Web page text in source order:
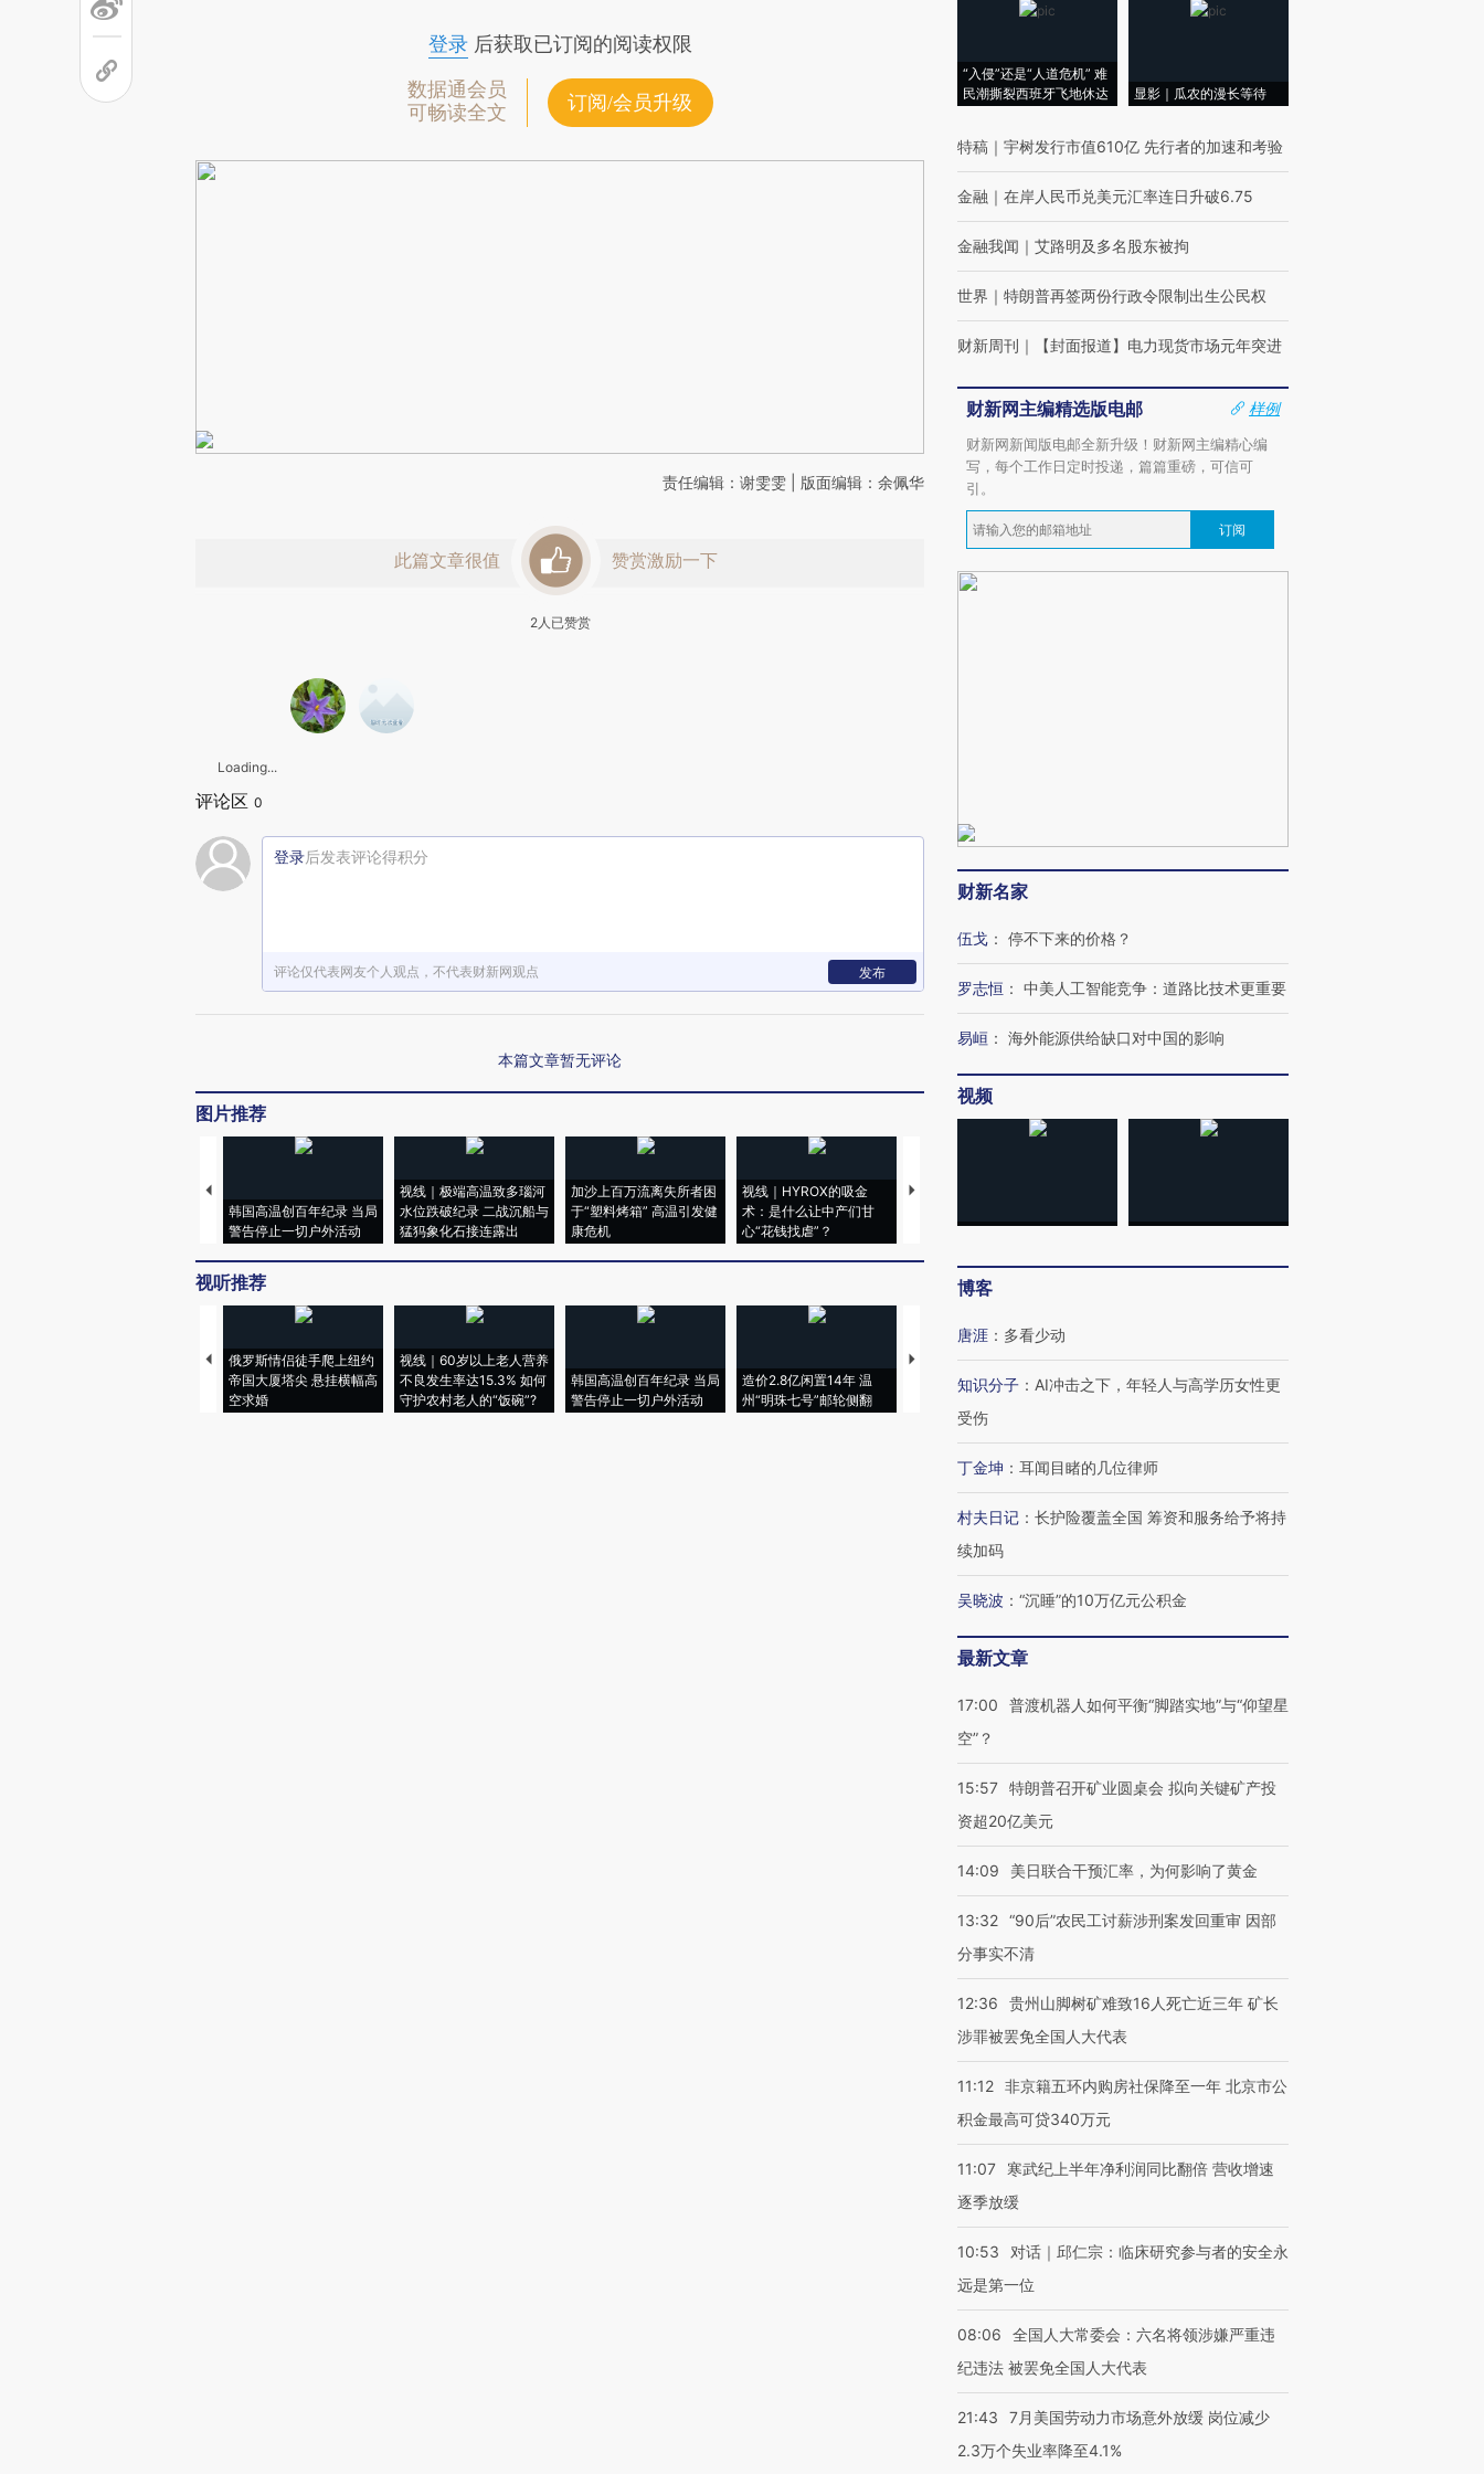
登录后获取已订阅的阅读权限
数据通会员
可畅读全文
订阅/会员升级
责任编辑：谢雯雯 | 版面编辑：余佩华
此篇文章很值 赞赏激励一下
2人已赞赏
Loading...
评论区 0
登录后发表评论得积分
评论仅代表网友个人观点，不代表财新网观点 发布
本篇文章暂无评论
图片推荐
韩国高温创百年纪录 当局
警告停止一切户外活动
视线｜极端高温致多瑙河
水位跌破纪录 二战沉船与
猛犸象化石接连露出
加沙上百万流离失所者困
于“塑料烤箱” 高温引发健
康危机
视线｜HYROX的吸金
术：是什么让中产们甘
心“花钱找虐”？
马航飞行员跨国走私7万
育部长拱下台
飞地休达
视听推荐
俄罗斯情侣徒手爬上纽约
帝国大厦塔尖 悬挂横幅高
空求婚
视线｜60岁以上老人营养
不良发生率达15.3% 如何
守护农村老人的“饭碗”?
韩国高温创百年纪录 当局
警告停止一切户外活动
造价2.8亿闲置14年 温
州“明珠七号”邮轮侧翻
特朗普出席葬礼疑似打瞌
睡引争议 白宫怒斥批评
38岁梅西上演帽子戏法
视线｜极端高温致多瑙河
水位跌破纪录 二战沉船与
“入侵”还是“人道危机” 难
民潮撕裂西班牙飞地休达
显影｜瓜农的漫长等待
特稿 ｜ 宇树发行市值610亿 先行者的加速和考验
金融 ｜ 在岸人民币兑美元汇率连日升破6.75
金融我闻 ｜ 艾路明及多名股东被拘
世界 ｜ 特朗普再签两份行政令限制出生公民权
财新周刊 ｜ 【封面报道】电力现货市场元年突进
财新网主编精选版电邮
样例
财新网新闻版电邮全新升级！财新网主编精心编
写，每个工作日定时投递，篇篇重磅，可信可
引。
订阅
财新名家
伍戈 ： 停不下来的价格？
罗志恒 ： 中美人工智能竞争：道路比技术更重要
易峘 ： 海外能源供给缺口对中国的影响
视频
博客
唐涯 ： 多看少动
知识分子 ： AI冲击之下，年轻人与高学历女性更
受伤
丁金坤 ： 耳闻目睹的几位律师
村夫日记 ： 长护险覆盖全国 筹资和服务给予将持
续加码
吴晓波 ： “沉睡”的10万亿元公积金
最新文章
17:00
普渡机器人如何平衡“脚踏实地”与“仰望星
空”？
15:57 特朗普召开矿业圆桌会 拟向关键矿产投
资超20亿美元
14:09 美日联合干预汇率，为何影响了黄金
13:32 “90后”农民工讨薪涉刑案发回重审 因部
分事实不清
12:36
贵州山脚树矿难致16人死亡近三年 矿长
涉罪被罢免全国人大代表
11:12 非京籍五环内购房社保降至一年 北京市公
积金最高可贷340万元
11:07
寒武纪上半年净利润同比翻倍 营收增速
逐季放缓
10:53
对话｜邱仁宗：临床研究参与者的安全永
远是第一位
08:06
全国人大常委会：六名将领涉嫌严重违
纪违法 被罢免全国人大代表
21:43
7月美国劳动力市场意外放缓 岗位减少
2.3万个失业率降至4.1%